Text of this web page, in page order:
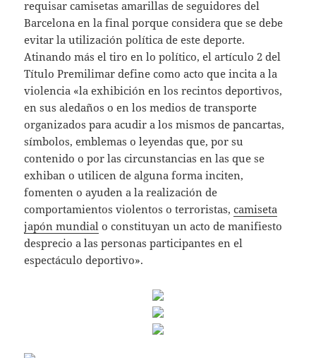
requisar camisetas amarillas de seguidores del
Barcelona en la final porque considera que se debe
evitar la utilización política de este deporte.
Atinando más el tiro en lo político, el artículo 2 del
Título Premilimar define como acto que incita a la
violencia «la exhibición en los recintos deportivos,
en sus aledaños o en los medios de transporte
organizados para acudir a los mismos de pancartas,
símbolos, emblemas o leyendas que, por su
contenido o por las circunstancias en las que se
exhiban o utilicen de alguna forma inciten,
fomenten o ayuden a la realización de
comportamientos violentos o terroristas,camiseta
japón mundial o constituyan un acto de manifiesto
desprecio a las personas participantes en el
espectáculo deportivo».